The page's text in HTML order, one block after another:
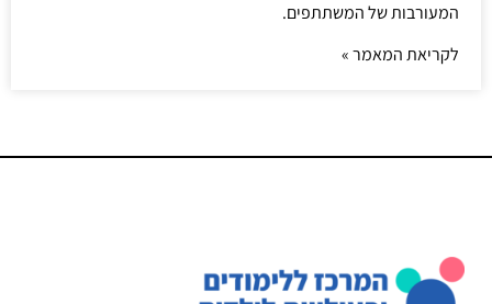
המעורבות של המשתתפים.
לקריאת המאמר »